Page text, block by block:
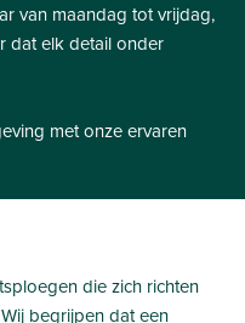
van maandag tot vrijdag,
dat elk detail onder
met onze ervaren
die zich richten
begrijpen dat een